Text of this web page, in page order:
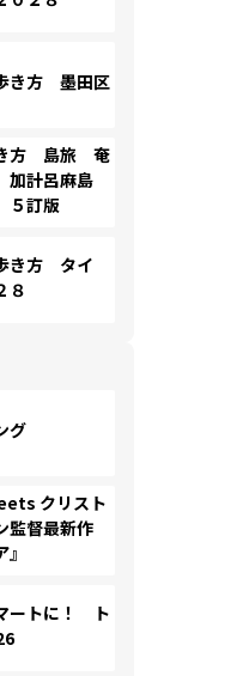
き方 墨田区
方 島旅 奄
計呂麻島
５訂版
き方 タイ
８
グ
クリスト
監督最新作
ートに！ ト